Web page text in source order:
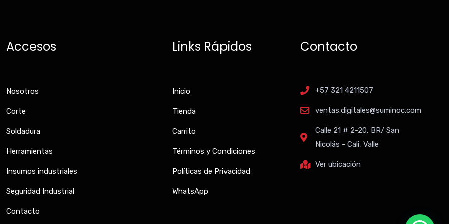
Accesos
Nosotros
Corte
Soldadura
Herramientas
Insumos industriales
Seguridad Industrial
Contacto
Links Rápidos
Inicio
Tienda
Carrito
Términos y Condiciones
Políticas de Privacidad
WhatsApp
Contacto
+57 321 4211507
ventas.digitales@suminoc.com
Calle 21 # 2-20, BR/ San
Nicolás - Cali, Valle
Ver ubicación